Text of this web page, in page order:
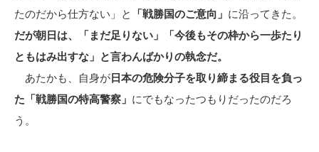
たのだから仕方ない」と
「戦勝国のご意向」 に沿ってきた。
だが朝日は、「まだ足りない」「今後もその枠から一歩たり
ともはみ出すな」と言わんばかりの執念だ。
あたかも、自身が 日本の危険分子を取り締まる役目を負っ
た「戦勝国の特高警察」 にでもなったつもりだったのだろ
う。